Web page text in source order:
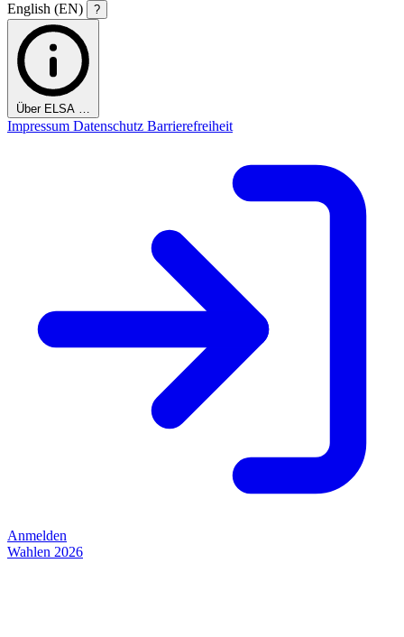
English (EN) ?
Über ELSA …
Impressum Datenschutz Barrierefreiheit
Anmelden
Wahlen 2026